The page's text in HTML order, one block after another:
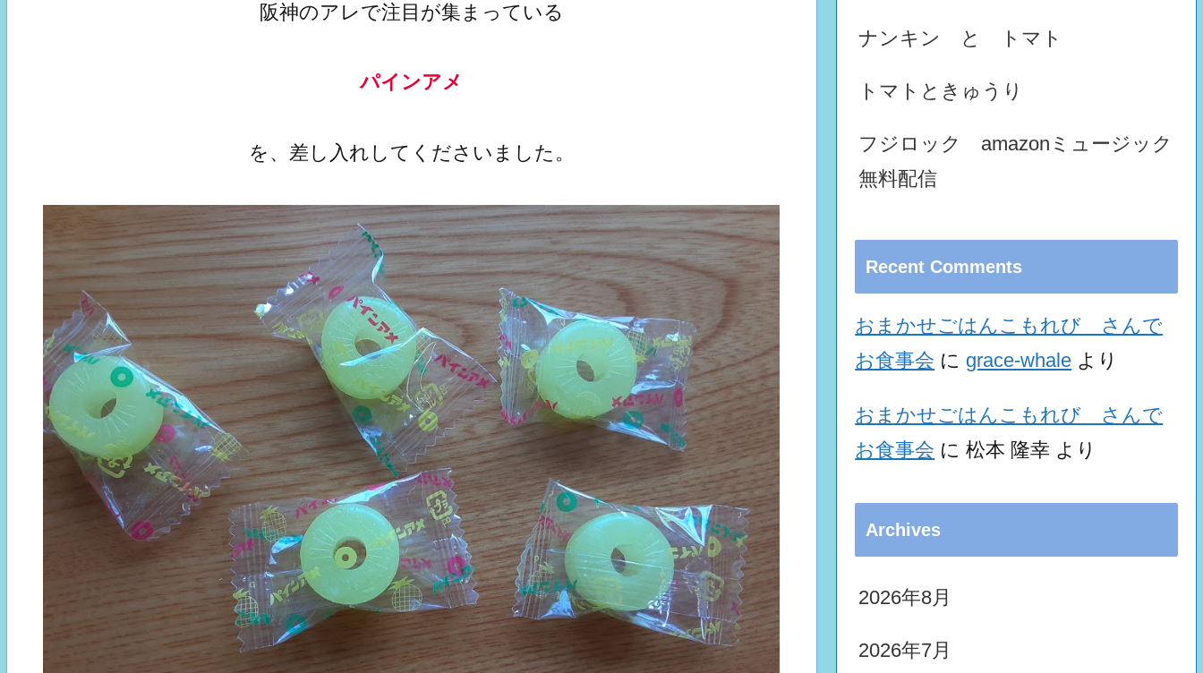
阪神のアレで注目が集まっている
パインアメ
を、差し入れしてくださいました。
ナンキン と トマト
トマトときゅうり
フジロック amazonミュージック
無料配信
Recent Comments
おまかせごはんこもれび さんで
お食事会 に grace-whale より
おまかせごはんこもれび さんで
お食事会 に松本 隆幸 より
Archives
2026年8月
2026年7月